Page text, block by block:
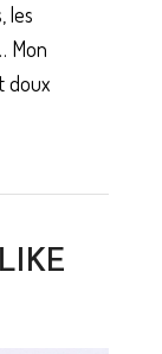
les
Mon
doux